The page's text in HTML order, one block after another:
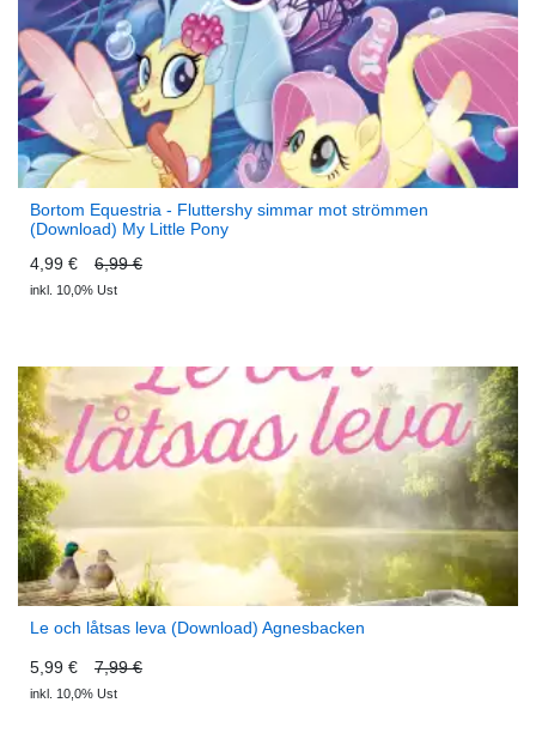
Bortom Equestria - Fluttershy simmar mot strömmen
(Download) My Little Pony
4,99 €
6,99 €
inkl. 10,0% Ust
Le och låtsas leva (Download) Agnesbacken
5,99 € 7,99 €
inkl. 10,0% Ust